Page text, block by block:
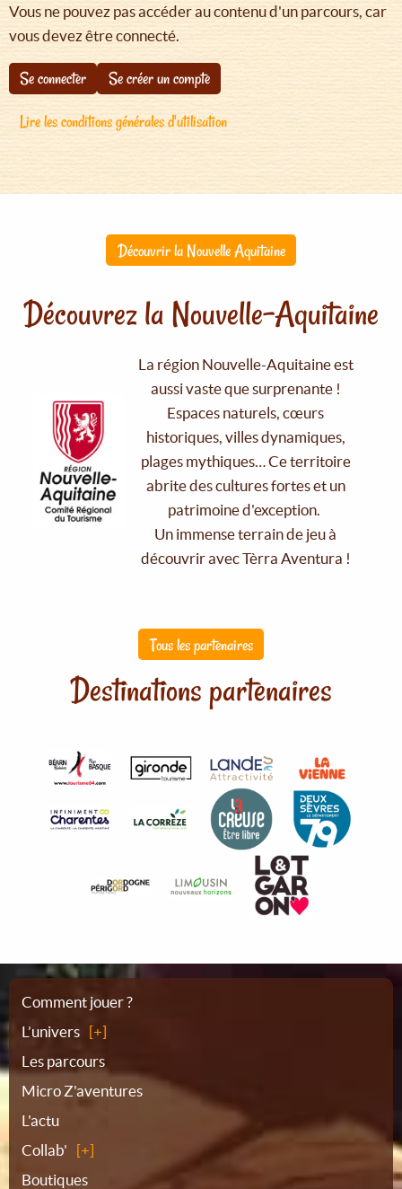
Vous ne pouvez pas accéder au contenu d'un parcours, car
vous devez être connecté.
Se connecter
Se créer un compte
Lire les conditions générales d'utilisation
Découvrir la Nouvelle Aquitaine
Découvrez la Nouvelle-Aquitaine
La région Nouvelle-Aquitaine est
aussi vaste que surprenante !
Espaces naturels, cœurs
historiques, villes dynamiques,
plages mythiques… Ce territoire
abrite des cultures fortes et un
patrimoine d'exception.
Un immense terrain de jeu à
découvrir avec Tèrra Aventura !
Tous les partenaires
Destinations partenaires
Plan
du
site
Comment jouer ?
L’univers
Les parcours
Micro Z'aventures
L'actu
Collab'
Boutiques